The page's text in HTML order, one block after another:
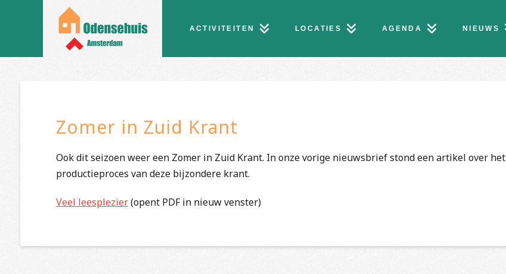
ACTIVITEITEN LOCATIES AGENDA NIEUWS
Zomer in Zuid Krant
Ook dit seizoen weer een Zomer in Zuid Krant. In onze vorige nieuwsbrief stond een artikel over het
productieproces van deze bijzondere krant.
Veel leesplezier(opent PDF in nieuw venster)